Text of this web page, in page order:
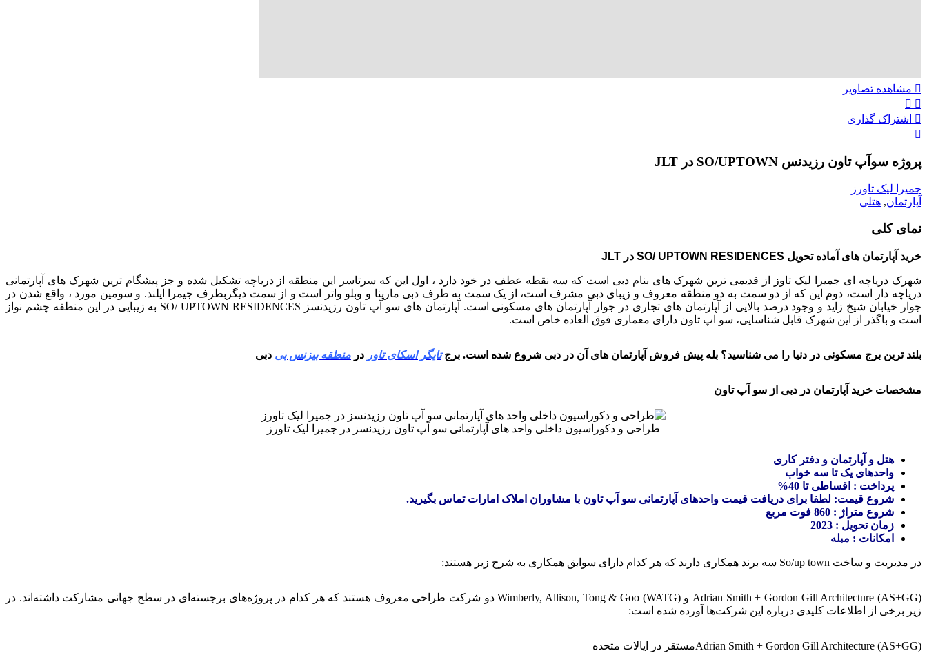
مشاهده تصاویر
اشتراک گذاری
پروژه سوآپ تاون رزیدنس SO/UPTOWN در JLT
جمیرا لیک تاورز
آپارتمان, هتلی
نمای کلی
خرید آپارتمان های آماده تحویل SO/ UPTOWN RESIDENCES در JLT
شهرک دریاچه ای جمیرا لیک تاوز از قدیمی ترین شهرک های بنام دبی است که سه نقطه عطف در خود دارد ، اول این که سرتاسر این منطقه از دریاچه تشکیل شده و جز پیشگام ترین شهرک های آپارتمانی
دریاچه دار است، دوم این که از دو سمت به دو منطقه معروف و زیبای دبی مشرف است، از یک سمت به طرف دبی مارینا و وبلو واتر است و از سمت دیگربطرف جیمرا ایلند. و سومین مورد ، واقع شدن در
جوار خیابان شیخ زاید و وجود درصد بالایی از آپارتمان های تجاری در جوار آپارتمان های مسکونی است. آپارتمان های سو آپ تاون رزیدنسز SO/ UPTOWN RESIDENCES به زیبایی در این منطقه چشم نواز
است و باگذر از این شهرک قابل شناسایی، سو اپ تاون دارای معماری فوق العاده خاص است.
بلند ترین برج مسکونی در دنیا را می شناسید؟ بله پیش فروش آپارتمان های آن در دبی شروع شده است. برجتایگر اسکای تاور در منطقه بیزنس بی دبی
مشخصات خرید آپارتمان در دبی از سو آپ تاون
طراحی و دکوراسیون داخلی واحد های آپارتمانی سو آپ تاون رزیدنسز در جمیرا لیک تاورز
هتل و آپارتمان و دفتر کاری
واحدهای یک تا سه خواب
پرداخت : اقساطی تا 40%
شروع قیمت‌: لطفا برای دریافت قیمت واحدهای آپارتمانی سو آپ تاون با مشاوران املاک امارات تماس بگیرید.
شروع متراژ : 860 فوت مربع
زمان تحویل : 2023
امکانات : مبله
در مدیریت و ساخت So/up town سه برند همکاری دارند که هر کدام دارای سوابق همکاری به شرح زیر هستند:
Adrian Smith + Gordon Gill Architecture (AS+GG) و Wimberly, Allison, Tong & Goo (WATG) دو شرکت طراحی معروف هستند که هر کدام در پروژه‌های برجسته‌ای در سطح جهانی مشارکت داشته‌اند. در
زیر برخی از اطلاعات کلیدی درباره این شرکت‌ها آورده شده است:
Adrian Smith + Gordon Gill Architecture (AS+GG)مستقر در ایالات متحده